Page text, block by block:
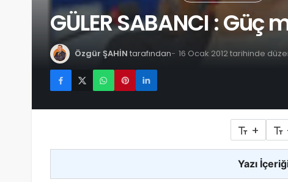
GÜLER SABANCI : Güç
Özgür ŞAHİN tarafından 16 Ocak 2012 tarihinde
+
Yazı